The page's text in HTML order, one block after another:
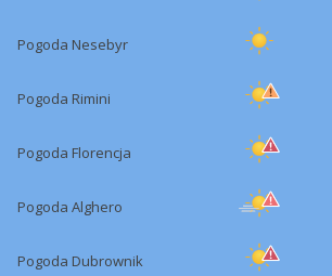
Pogoda Nesebyr
Pogoda Rimini
Pogoda Florencja
Pogoda Alghero
Pogoda Dubrownik